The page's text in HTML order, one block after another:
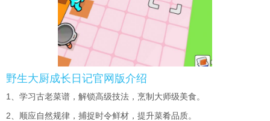
野生大厨成长日记官网版介绍
1、学习古老菜谱，解锁高级技法，烹制大师级美食。
2、顺应自然规律，捕捉时令鲜材，提升菜肴品质。